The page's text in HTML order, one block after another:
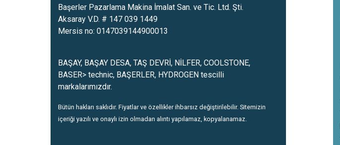
Başerler Pazarlama Makina İmalat San. ve Tic. Ltd. Şti.
Aksaray V.D. # 147 039 1449
Mersis no: 0147039144900013
BAŞAY, BAŞAY DESA, TAŞ DEVRİ, NİLFER, COOLSTONE,
BASER> technic, BAŞERLER, HYDROGEN tescilli
markalarımızdır.
Bütün hakları saklıdır. Fiyatlar ve özellikler ihbarsız değiştirilebilir. Sitemizin
içeriği yazılı ve onaylı izin olmadan alıntı yapılamaz, kopyalanamaz.